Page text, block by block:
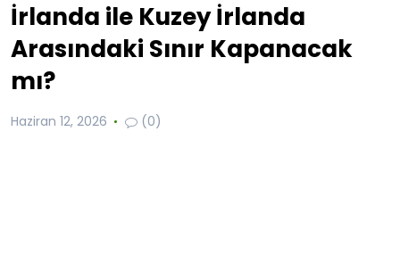
İrlanda ile Kuzey İrlanda
Arasındaki Sınır Kapanacak
mı?
Haziran 12, 2026 (0)